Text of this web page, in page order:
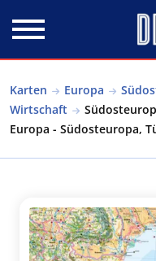
Karten Europa
Wirtschaft
Europa - Südosteuropa,